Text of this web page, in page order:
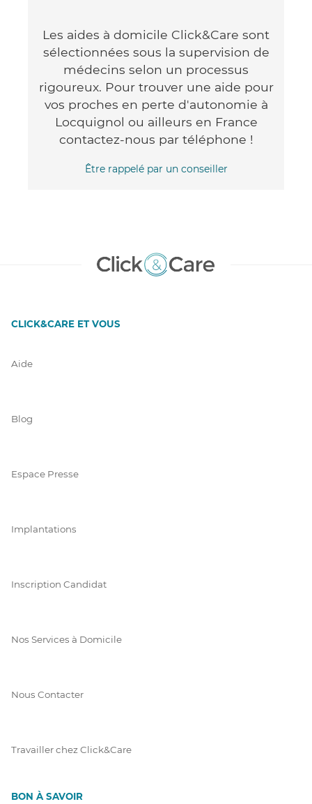
Les aides à domicile Click&Care sont
sélectionnées sous la supervision de
médecins selon un processus
rigoureux. Pour trouver une aide pour
vos proches en perte d'autonomie à
Locquignol ou ailleurs en France
contactez-nous par téléphone !
Être rappelé par un conseiller
CLICK&CARE ET VOUS
Aide
Blog
Espace Presse
Implantations
Inscription Candidat
Nos Services à Domicile
Nous Contacter
Travailler chez Click&Care
BON À SAVOIR